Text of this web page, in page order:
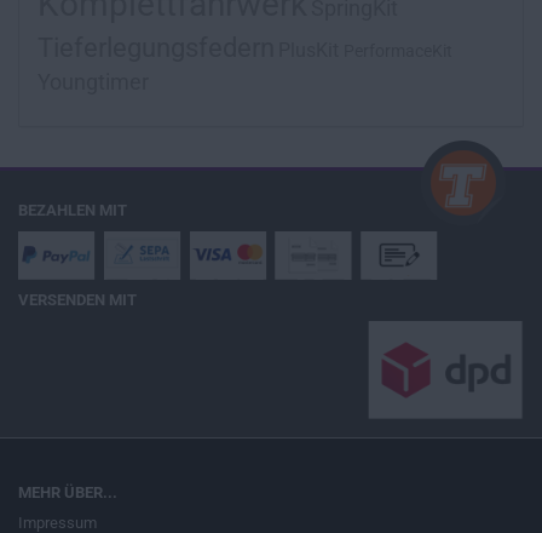
BEZAHLEN MIT
VERSENDEN MIT
MEHR ÜBER...
Impressum